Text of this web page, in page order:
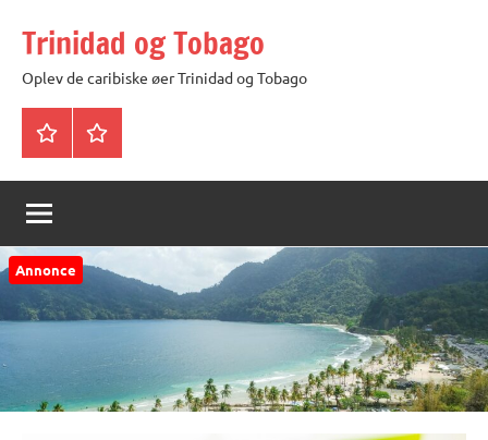
indhold
Trinidad og Tobago
Oplev de caribiske øer Trinidad og Tobago
Trinidad
og
Tobago
Privatlivspolitik
Annonce